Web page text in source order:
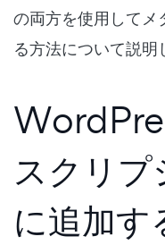
の両方を使用してメ
る方法について説明
スクリプ
に追加す